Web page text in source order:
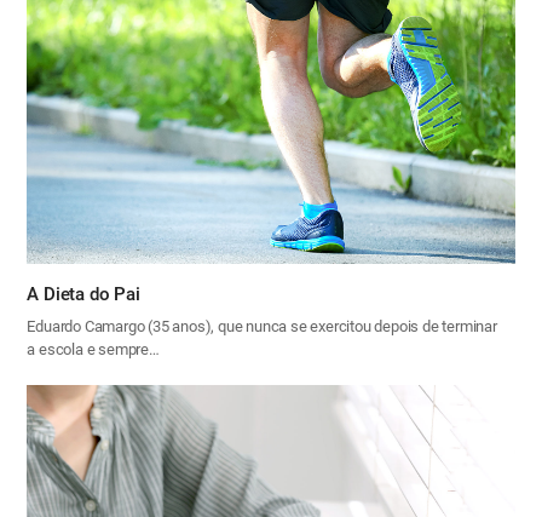
A Dieta do Pai
Eduardo Camargo (35 anos), que nunca se exercitou depois de terminar
a escola e sempre…